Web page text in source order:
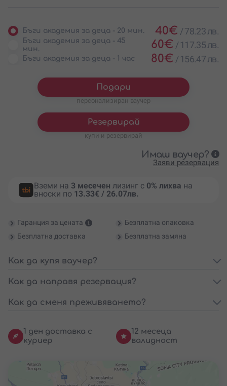
Бъги академия за деца - 20 мин. 40€ /78.23 лв.
Бъги академия за деца - 45
мин.
60€ /117.35 лв.
Бъги академия за деца - 1 час 80€ /156.47 лв.
Подари
персонализиран ваучер
Резервирай
купи и резервирай
Имаш ваучер?
Заяви резервация
Вземи на 3 месечен лизинг с 0% лихва на
вноски по 13.33€ / 26.07лв.
Гаранция за цената
Безплатна опаковка
Безплатна доставка
Безплатна замяна
Как да купя ваучер?
Как да направя резервация?
Как да сменя преживяването?
1 ден доставка с
куриер
12 месеца
валидност